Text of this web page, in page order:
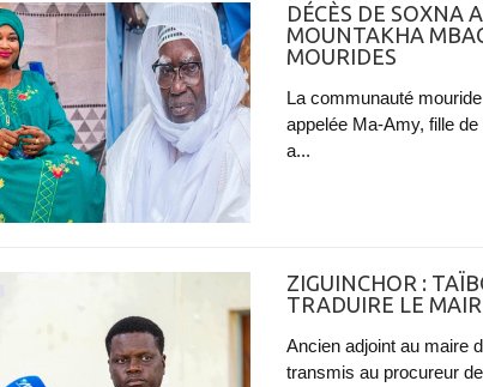
DÉCÈS DE SOXNA
MOUNTAKHA
MOURIDES
La communauté
appelée Ma-Amy, fille
a...
ZIGUINCHOR :
TRADUIRE LE
Ancien adjoint au maire
transmis au procureur